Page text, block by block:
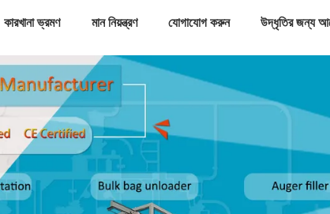
কারখানা ভ্রমণ মান নিয়ন্ত্রণ যোগাযোগ করুন উদ্ধৃতির জন্য